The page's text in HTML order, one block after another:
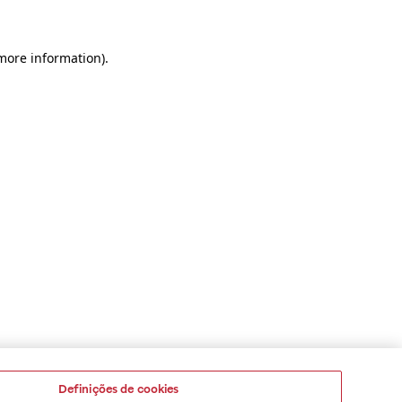
information).
Definições de cookies